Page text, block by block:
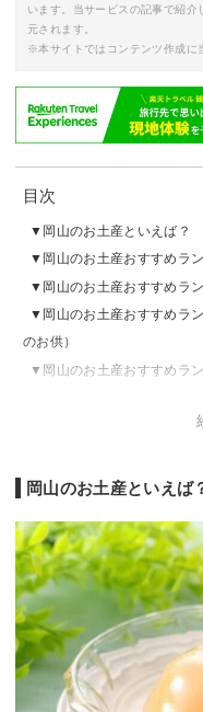
います。当サービスの記事で紹
元されます。
※本サイトではコンテンツ作成に
目次
岡山のお土産といえば？
岡山のお土産おすすめラ
岡山のお土産おすすめラ
岡山のお土産おすすめラ
のお供）
岡山のお土産おすすめラ
岡山のお土産おすすめラ
岡山のお土産といえば